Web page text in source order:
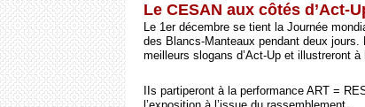
Le CESAN aux côtés d’Act-
Le 1er décembre se tient la Journée
des Blancs-Manteaux pendant deux
meilleurs slogans d’Act-Up et illustreront
IIs partiperont à la performance ART =